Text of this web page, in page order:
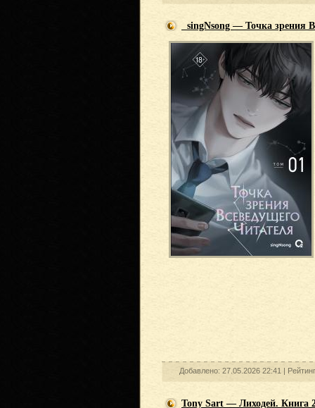
singNsong — Точка зрения
Добавлено: 27.05.2026 22:41 |
Tony Sart — Лиходей. Книга